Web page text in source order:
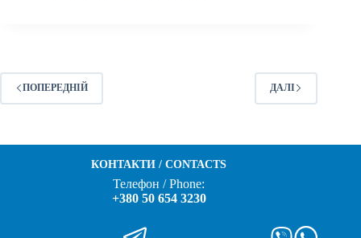
ПОПЕРЕДНІЙ ДАЛІ
КОНТАКТИ / CONTACTS
Телефон / Phone:
+380 50 654 3230